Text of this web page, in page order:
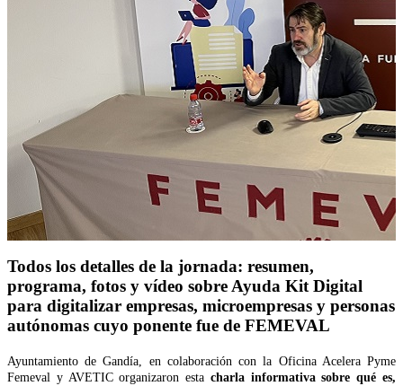
Todos los detalles de la jornada: resumen,
programa, fotos y vídeo sobre Ayuda Kit Digital
para digitalizar empresas, microempresas y personas
autónomas cuyo ponente fue de FEMEVAL
Ayuntamiento de Gandía, en colaboración con la Oficina Acelera Pyme
Femeval y AVETIC organizaron esta charla informativa sobre qué es,